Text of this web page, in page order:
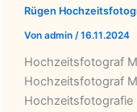
Rügen
Von admin /16.11.2024
Hochzeitsfotograf
Hochzeitsfotograf
Hochzeitsfotografie